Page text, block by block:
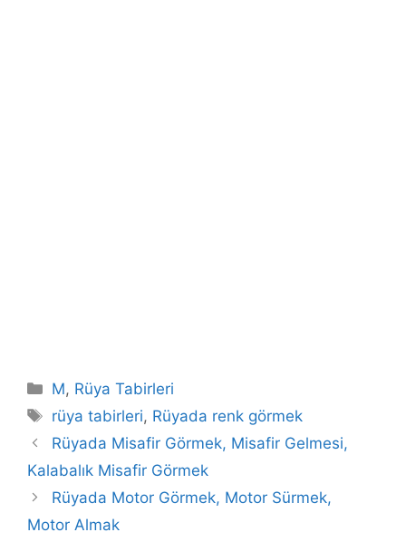
Kategoriler
M, Rüya Tabirleri
Etiketler
rüya tabirleri, Rüyada renk görmek
Rüyada Misafir Görmek, Misafir Gelmesi,
Kalabalık Misafir Görmek
Rüyada Motor Görmek, Motor Sürmek,
Motor Almak